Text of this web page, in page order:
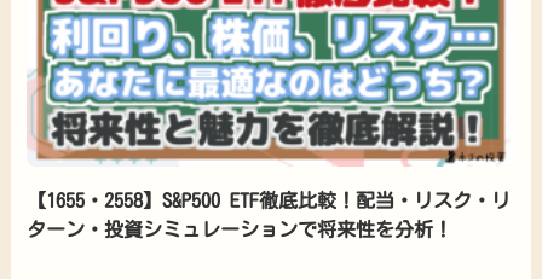
【1655・2558】S&P500 ETF徹底比較！配当・リスク・リ
ターン・投資シミュレーションで将来性を分析！